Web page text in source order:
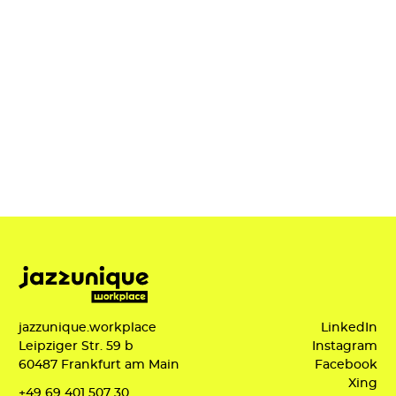
jazzunique.workplace
Leipziger Str. 59 b
60487 Frankfurt am Main
LinkedIn
Instagram
Facebook
Xing